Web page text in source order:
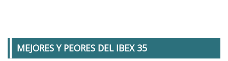
MEJORES Y PEORES DEL IBEX 35